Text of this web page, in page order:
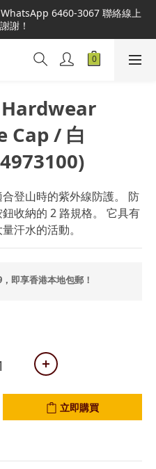
直營，全店商品均為正品正貨，
請安心選購。
6460-3067 聯絡線上
謝！
營，全店商品均為正品正貨，
請安心選購。
Cap / 白
登山時的紫外線防護。 防
收納的 2 路規格。 它具有
汗水的活動。
即享香港本地包郵！
立即購買